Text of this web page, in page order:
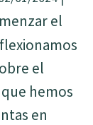
el
el
hemos
en